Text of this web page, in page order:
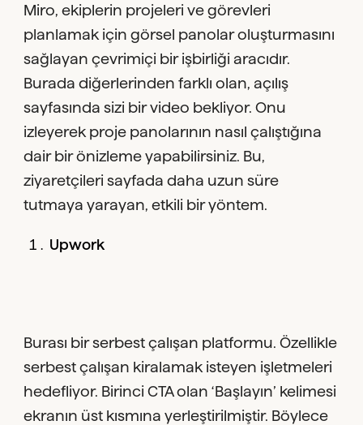
Miro, ekiplerin projeleri ve görevleri
planlamak için görsel panolar oluşturmasını
sağlayan çevrimiçi bir işbirliği aracıdır.
Burada diğerlerinden farklı olan, açılış
sayfasında sizi bir video bekliyor. Onu
izleyerek proje panolarının nasıl çalıştığına
dair bir önizleme yapabilirsiniz. Bu,
ziyaretçileri sayfada daha uzun süre
tutmaya yarayan, etkili bir yöntem.
Upwork
Burası bir serbest çalışan platformu. Özellikle
serbest çalışan kiralamak isteyen işletmeleri
hedefliyor. Birinci CTA olan ‘Başlayın’ kelimesi
ekranın üst kısmına yerleştirilmiştir. Böylece